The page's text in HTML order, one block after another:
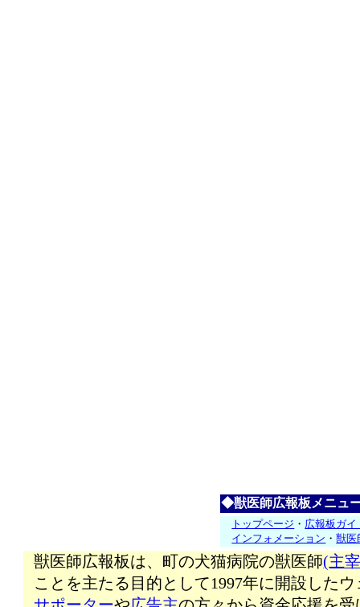
◆獣医師広報板メニュ
トップページ ・ 広報板ガイ
インフォメーション ・獣医
獣医師広報板は、町の犬猫病院の獣医師(主
ことを主たる目的として1997年に開設した